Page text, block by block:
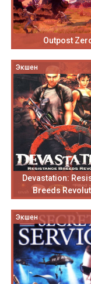
Outpost
Экшен
Devastation:
Breeds
Экшен